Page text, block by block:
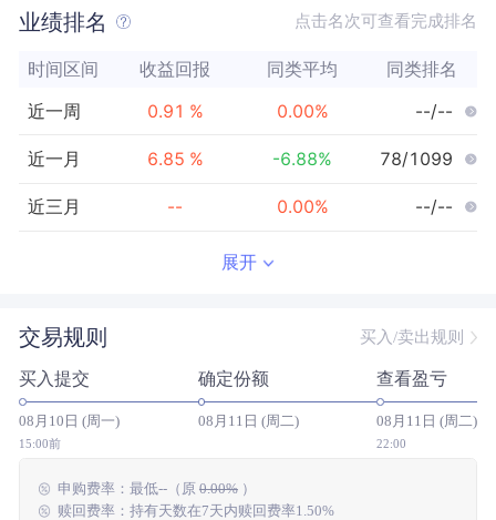
业绩排名 点击名次可查看完成排名
时间区间 收益回报 同类平均 同类排名
近一周 0.91 % 0.00% --/--
近一月 6.85 % -6.88% 78/1099
近三月 -- 0.00% --/--
近三年 --/--
近五年 -- 0.00% --/--
今年以来
成立以来 5.97%
展开
交易规则 买入/卖出规则
买入提交
08月10日 (周一)
15:00前
确定份额
08月11日 (周二)
查看盈亏
08月11日 (周二)
22:00
申购费率： 最低--（原 0.00%）
赎回费率：持有天数在7天内赎回费率1.50%